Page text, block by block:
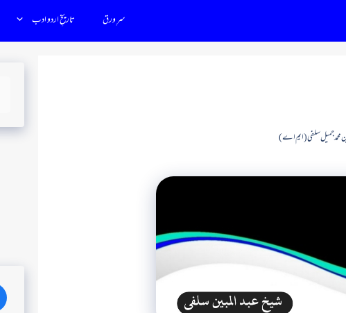
سرِ ورق تاریخِ اردو ادب
محمد جمیل سلفی (ایم اے)